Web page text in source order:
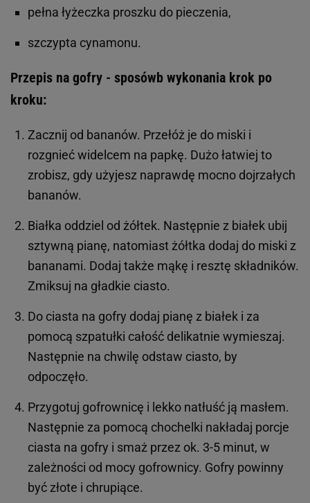
pełna łyżeczka proszku do pieczenia,
szczypta cynamonu.
Przepis na gofry - sposówb wykonania krok po
kroku:
Zacznij od bananów. Przełóż je do miski i
rozgnieć widelcem na papkę. Dużo łatwiej to
zrobisz, gdy użyjesz naprawdę mocno dojrzałych
bananów.
Białka oddziel od żółtek. Następnie z białek ubij
sztywną pianę, natomiast żółtka dodaj do miski z
bananami. Dodaj także mąkę i resztę składników.
Zmiksuj na gładkie ciasto.
Do ciasta na gofry dodaj pianę z białek i za
pomocą szpatułki całość delikatnie wymieszaj.
Następnie na chwilę odstaw ciasto, by
odpoczęło.
Przygotuj gofrownicę i lekko natłuść ją masłem.
Następnie za pomocą chochelki nakładaj porcje
ciasta na gofry i smaż przez ok. 3-5 minut, w
zależności od mocy gofrownicy. Gofry powinny
być złote i chrupiące.